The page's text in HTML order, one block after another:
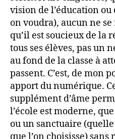
vision de l’éducation
on voudra), aucun ne
qu’il est soucieux de la
tous ses élèves, pas un
au fond de la classe à
passent. C’est, de mon
apport du numérique.
supplément d’âme
l’école est moderne,
ou un sanctuaire